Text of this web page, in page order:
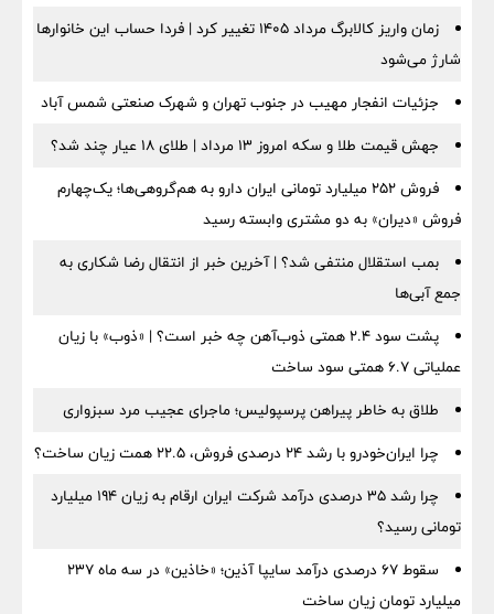
زمان واریز کالابرگ مرداد ۱۴۰۵ تغییر کرد | فردا حساب این خانوارها
شارژ می‌شود
جزئیات انفجار مهیب در جنوب تهران و شهرک صنعتی شمس آباد
جهش قیمت طلا و سکه امروز ۱۳ مرداد | طلای ۱۸ عیار چند شد؟
فروش ۲۵۲ میلیارد تومانی ایران دارو به هم‌گروهی‌ها؛ یک‌چهارم
فروش «دیران» به دو مشتری وابسته رسید
بمب استقلال منتفی شد؟ | آخرین خبر از انتقال رضا شکاری به
جمع آبی‌ها
پشت سود ۲.۴ همتی ذوب‌آهن چه خبر است؟ | «ذوب» با زیان
عملیاتی ۶.۷ همتی سود ساخت
طلاق به خاطر پیراهن پرسپولیس؛ ماجرای عجیب مرد سبزواری
چرا ایران‌خودرو با رشد ۲۴ درصدی فروش، ۲۲.۵ همت زیان ساخت؟
چرا رشد ۳۵ درصدی درآمد شرکت ایران ارقام به زیان ۱۹۴ میلیارد
تومانی رسید؟
سقوط ۶۷ درصدی درآمد سایپا آذین؛ «خاذین» در سه ماه ۲۳۷
میلیارد تومان زیان ساخت